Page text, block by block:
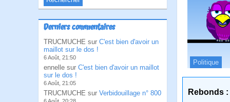
Derniers commentaires
TRUCMUCHE sur C'est bien d'avoir un
maillot sur le dos !
6 Août, 21:50
ennelle sur C'est bien d'avoir un maillot
sur le dos !
6 Août, 21:05
TRUCMUCHE sur Verbidouillage n° 800
Politique
Rebonds :